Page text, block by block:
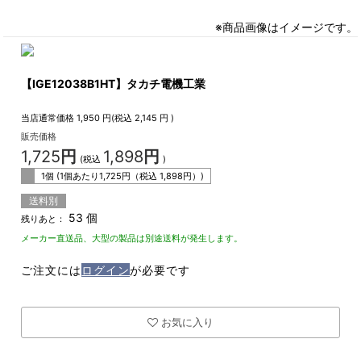
※商品画像はイメージです。
【IGE12038B1HT】タカチ電機工業
当店通常価格 1,950 円(税込2,145 円 )
販売価格
1,725 円 (税込 1,898 円 )
1個 (1個あたり1,725円（税込1,898円）)
送料別
残りあと： 53 個
メーカー直送品、大型の製品は別途送料が発生します。
ご注文には ログインが必要です
お気に入り